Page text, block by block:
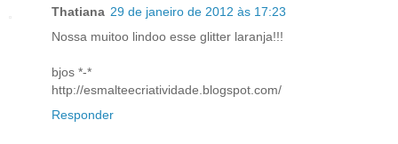
Thatiana 29 de janeiro de 2012 às 17:23
Nossa muitoo lindoo esse glitter laranja!!!
bjos *-*
http://esmalteecriatividade.blogspot.com/
Responder